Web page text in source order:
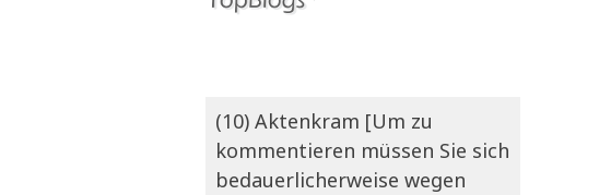
(10) Aktenkram [Um zu
kommentieren müssen Sie sich
bedauerlicherweise wegen